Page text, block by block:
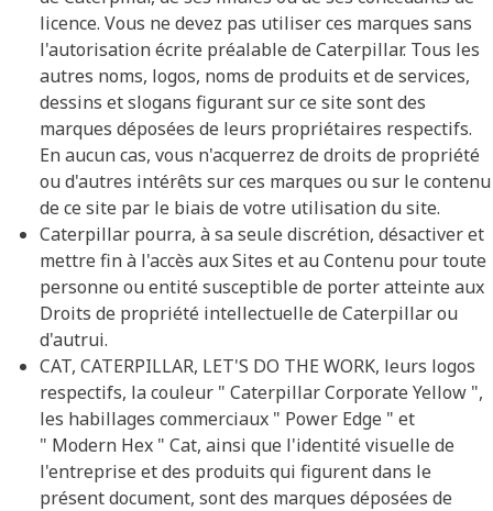
licence. Vous ne devez pas utiliser ces marques sans
l'autorisation écrite préalable de Caterpillar. Tous les
autres noms, logos, noms de produits et de services,
dessins et slogans figurant sur ce site sont des
marques déposées de leurs propriétaires respectifs.
En aucun cas, vous n'acquerrez de droits de propriété
ou d'autres intérêts sur ces marques ou sur le contenu
de ce site par le biais de votre utilisation du site.
Caterpillar pourra, à sa seule discrétion, désactiver et
mettre fin à l'accès aux Sites et au Contenu pour toute
personne ou entité susceptible de porter atteinte aux
Droits de propriété intellectuelle de Caterpillar ou
d'autrui.
CAT, CATERPILLAR, LET'S DO THE WORK, leurs logos
respectifs, la couleur " Caterpillar Corporate Yellow ",
les habillages commerciaux " Power Edge " et
" Modern Hex " Cat, ainsi que l'identité visuelle de
l'entreprise et des produits qui figurent dans le
présent document, sont des marques déposées de